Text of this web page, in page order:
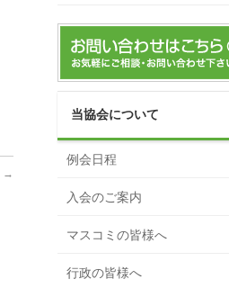
→
当協会について
例会日程
入会のご案内
マスコミの皆様へ
行政の皆様へ